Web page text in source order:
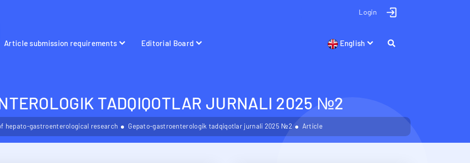
Login
Article submission requirements Editorial Board English
TADQIQOTLAR JURNALI 2025 №2
hepato-gastroenterological research Gepato-gastroenterologik tadqiqotlar jurnali 2025 №2 Article